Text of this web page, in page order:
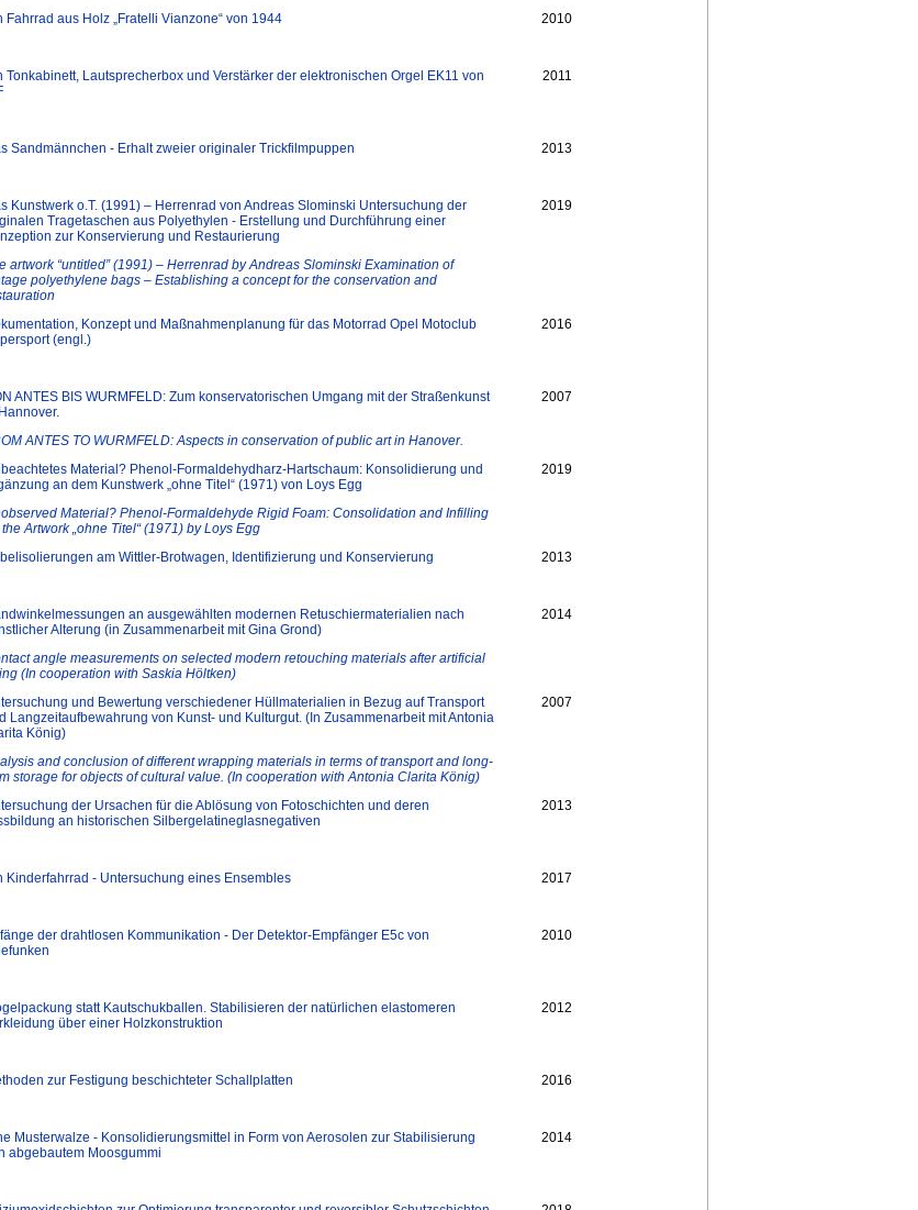
Fahrrad aus Holz „Fratelli Vianzone“ von 1944
2010
Tonkabinett, Lautsprecherbox und Verstärker der elektronischen Orgel EK11 von
2011
Sandmännchen - Erhalt zweier originaler Trickfilmpuppen
2013
Kunstwerk o.T. (1991) – Herrenrad von Andreas Slominski Untersuchung der
Tragetaschen aus Polyethylen - Erstellung und Durchführung einer
zur Konservierung und Restaurierung
2019
artwork “untitled” (1991) – Herrenrad by Andreas Slominski Examination of
polyethylene bags – Establishing a concept for the conservation and
Konzept und Maßnahmenplanung für das Motorrad Opel Motoclub
(engl.)
2016
ANTES BIS WURMFELD: Zum konservatorischen Umgang mit der Straßenkunst
2007
ANTES TO WURMFELD: Aspects in conservation of public art in Hanover.
Material? Phenol-Formaldehydharz-Hartschaum: Konsolidierung und
an dem Kunstwerk „ohne Titel“ (1971) von Loys Egg
2019
Material? Phenol-Formaldehyde Rigid Foam: Consolidation and Infilling
Artwork „ohne Titel“ (1971) by Loys Egg
am Wittler-Brotwagen, Identifizierung und Konservierung
2013
an ausgewählten modernen Retuschiermaterialien nach
Alterung (in Zusammenarbeit mit Gina Grond)
2014
angle measurements on selected modern retouching materials after artificial
(In cooperation with Saskia Höltken)
und Bewertung verschiedener Hüllmaterialien in Bezug auf Transport
Langzeitaufbewahrung von Kunst- und Kulturgut. (In Zusammenarbeit mit Antonia
König)
2007
and conclusion of different wrapping materials in terms of transport and long-
storage for objects of cultural value. (In cooperation with Antonia Clarita König)
der Ursachen für die Ablösung von Fotoschichten und deren
an historischen Silbergelatineglasnegativen
2013
Kinderfahrrad - Untersuchung eines Ensembles
2017
der drahtlosen Kommunikation - Der Detektor-Empfänger E5c von
2010
statt Kautschukballen. Stabilisieren der natürlichen elastomeren
über einer Holzkonstruktion
2012
zur Festigung beschichteter Schallplatten
2016
Musterwalze - Konsolidierungsmittel in Form von Aerosolen zur Stabilisierung
abgebautem Moosgummi
2014